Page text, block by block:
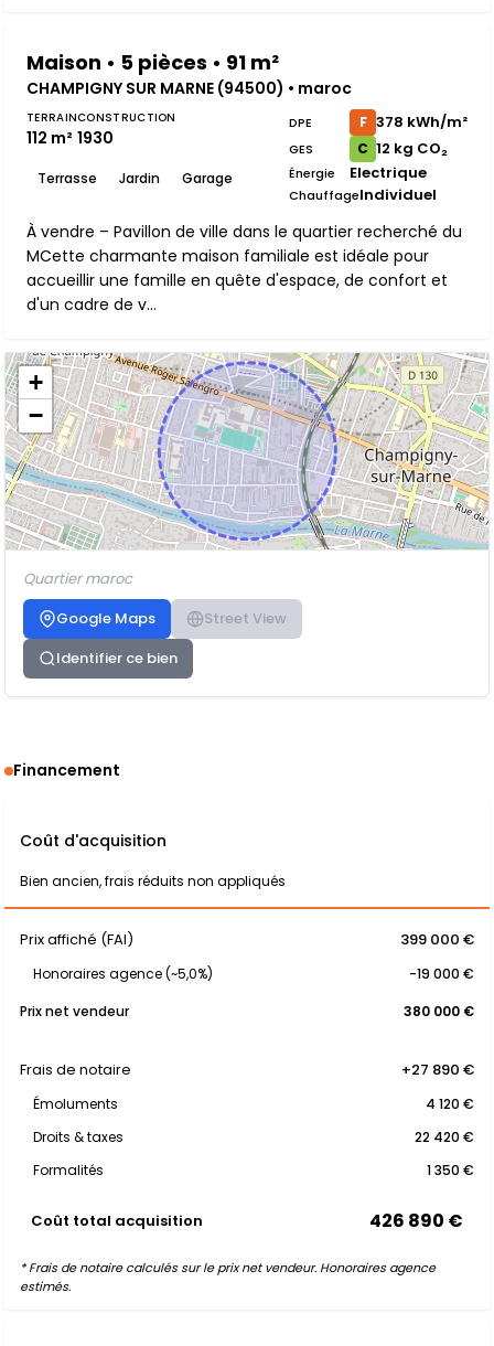
Maison • 5 pièces • 91 m²
CHAMPIGNY SUR MARNE (94500) • maroc
TERRAIN
112 m²
CONSTRUCTION
1930
Terrasse Jardin Garage
DPE F 378 kWh/m²
GES C 12 kg CO₂
Énergie Electrique
ChauffageIndividuel
À vendre – Pavillon de ville dans le quartier recherché du
MCette charmante maison familiale est idéale pour
accueillir une famille en quête d'espace, de confort et
d'un cadre de v...
+
−
Quartier maroc
Google Maps
Street View
Identifier ce bien
Financement
Coût d'acquisition
Bien ancien, frais réduits non appliqués
Prix affiché (FAI) 399 000 €
Honoraires agence (~5,0%)
-19 000 €
Prix net vendeur
380 000 €
Frais de notaire +27 890 €
Émoluments
4 120 €
Droits & taxes
22 420 €
Formalités
1 350 €
Coût total acquisition 426 890 €
* Frais de notaire calculés sur le prix net vendeur. Honoraires agence
estimés.